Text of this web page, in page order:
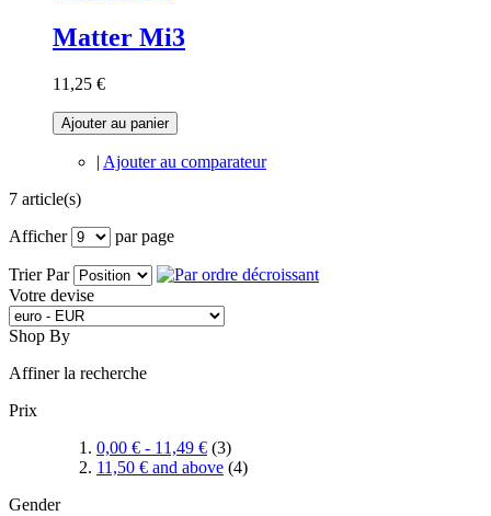
Matter Mi3
11,25 €
Ajouter au panier
| Ajouter au comparateur
7 article(s)
Afficher
par page
Trier Par
Votre devise
Shop By
Affiner la recherche
Prix
0,00 € - 11,49 € (3)
11,50 € and above (4)
Gender